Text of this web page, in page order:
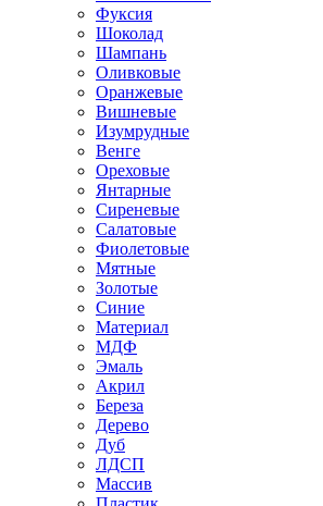
Фуксия
Шоколад
Шампань
Оливковые
Оранжевые
Вишневые
Изумрудные
Венге
Ореховые
Янтарные
Сиреневые
Салатовые
Фиолетовые
Мятные
Золотые
Синие
Материал
МДФ
Эмаль
Акрил
Береза
Дерево
Дуб
ЛДСП
Массив